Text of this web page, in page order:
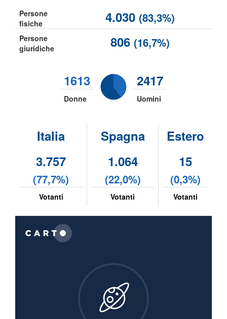
Persone
fisiche
4.030 (83,3%)
Persone
giuridiche
806 (16,7%)
1613 2417
Donne Uomini
Italia Spagna
Estero
3.757
(77,7%)
Votanti
1.064
(22,0%)
Votanti
15
(0,3%)
Votanti